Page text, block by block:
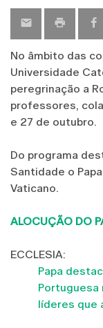
No âmbito das
Universidade
peregrinação a
professores,
e 27 de outubro.
Do programa
Santidade o
Vaticano.
ALOCUÇÃO DO
ECCLESIA:
Papa
Portuguesa
líderes que